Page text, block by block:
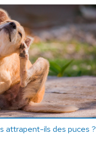
attrapent-ils des puces ?